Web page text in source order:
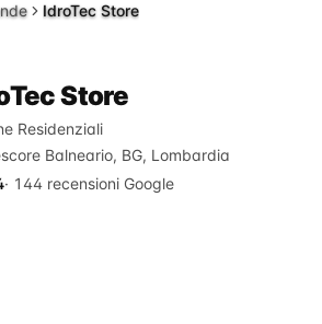
IdroTec Store
Store
Residenziali
Balneario, BG, Lombardia
· 144 recensioni Google